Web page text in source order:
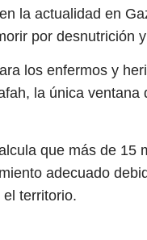
la actualidad en
por desnutrición
los enfermos y
la única
que más de 15
adecuado
territorio.